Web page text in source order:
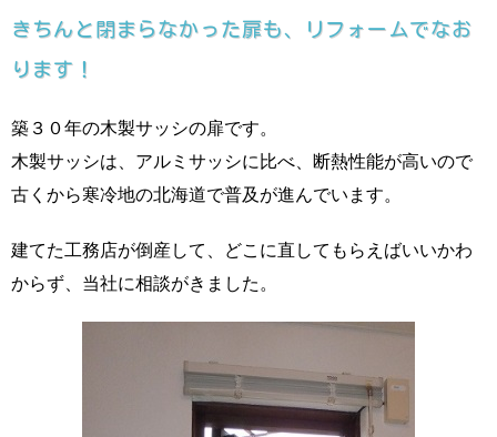
きちんと閉まらなかった扉も、リフォームでなお
ります！
築３０年の木製サッシの扉です。
木製サッシは、アルミサッシに比べ、断熱性能が高いので
古くから寒冷地の北海道で普及が進んでいます。
建てた工務店が倒産して、どこに直してもらえばいいかわ
からず、当社に相談がきました。